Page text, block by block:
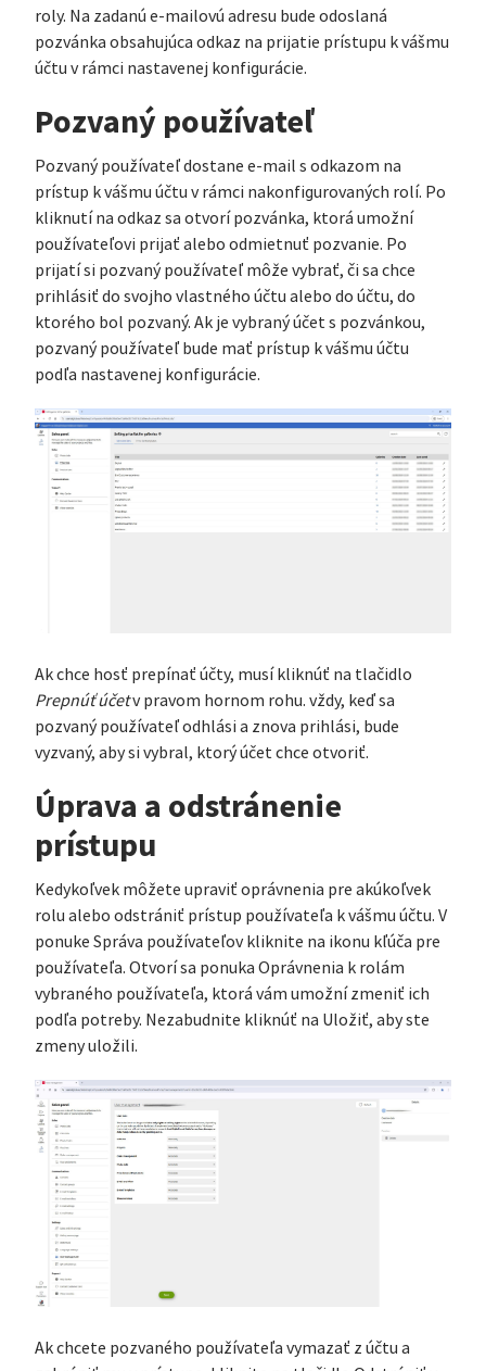
roly. Na zadanú e-mailovú adresu bude odoslaná
pozvánka obsahujúca odkaz na prijatie prístupu k vášmu
účtu v rámci nastavenej konfigurácie.
Pozvaný používateľ
Pozvaný používateľ dostane e-mail s odkazom na
prístup k vášmu účtu v rámci nakonfigurovaných rolí. Po
kliknutí na odkaz sa otvorí pozvánka, ktorá umožní
používateľovi prijať alebo odmietnuť pozvanie. Po
prijatí si pozvaný používateľ môže vybrať, či sa chce
prihlásiť do svojho vlastného účtu alebo do účtu, do
ktorého bol pozvaný. Ak je vybraný účet s pozvánkou,
pozvaný používateľ bude mať prístup k vášmu účtu
podľa nastavenej konfigurácie.
Ak chce hosť prepínať účty, musí kliknúť na tlačidlo
Prepnúť účetv pravom hornom rohu. vždy, keď sa
pozvaný používateľ odhlási a znova prihlási, bude
vyzvaný, aby si vybral, ktorý účet chce otvoriť.
Úprava a odstránenie
prístupu
Kedykoľvek môžete upraviť oprávnenia pre akúkoľvek
rolu alebo odstrániť prístup používateľa k vášmu účtu. V
ponuke Správa používateľov kliknite na ikonu kľúča pre
používateľa. Otvorí sa ponuka Oprávnenia k rolám
vybraného používateľa, ktorá vám umožní zmeniť ich
podľa potreby. Nezabudnite kliknúť na Uložiť, aby ste
zmeny uložili.
Ak chcete pozvaného používateľa vymazať z účtu a